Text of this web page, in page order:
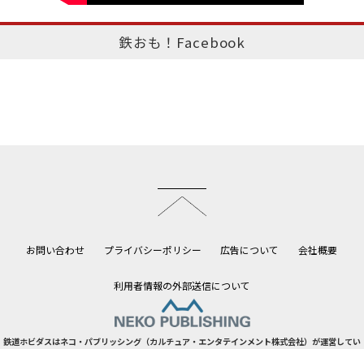
鉄おも！Facebook
お問い合わせ プライバシーポリシー 広告について 会社概要
利用者情報の外部送信について
鉄道ホビダスはネコ・パブリッシング（カルチュア・エンタテインメント株式会社）が運営してい